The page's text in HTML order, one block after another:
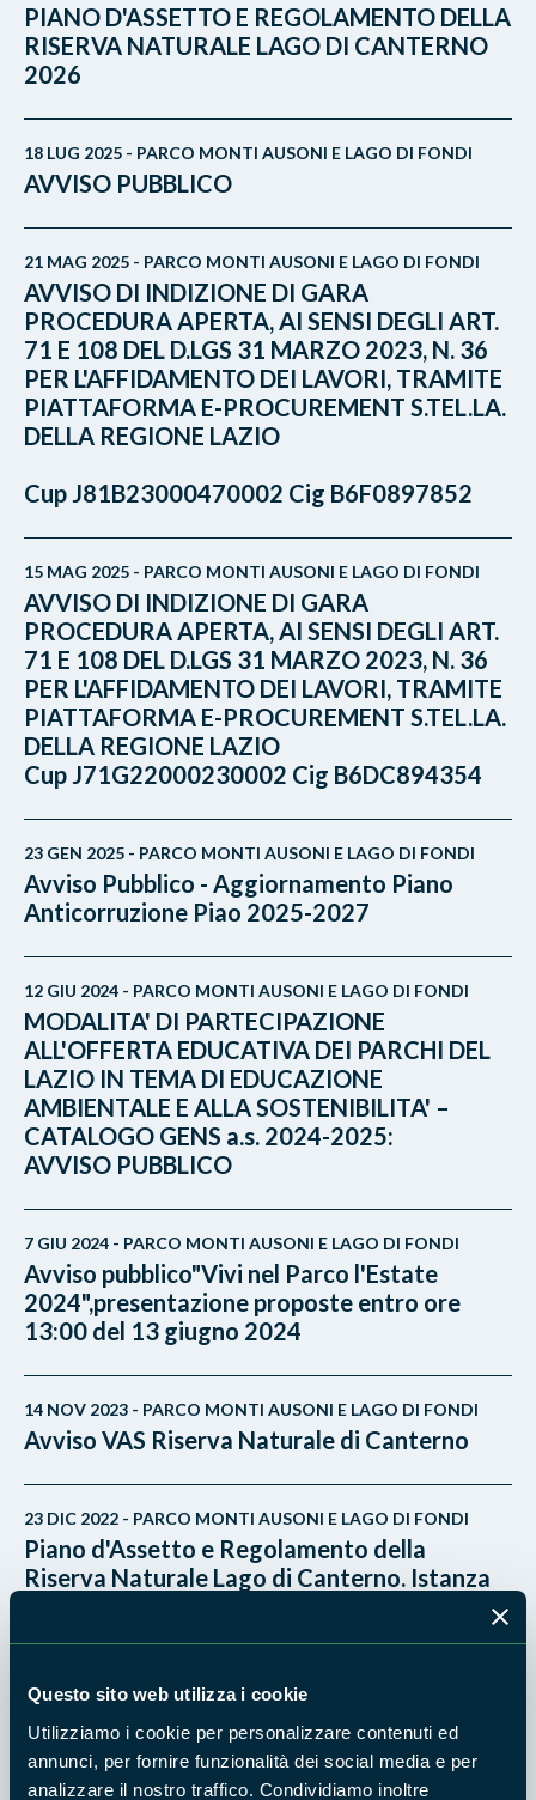
Questo sito web utilizza i cookie
Utilizziamo i cookie per personalizzare contenuti ed
annunci, per fornire funzionalità dei social media e per
analizzare il nostro traffico. Condividiamo inoltre
PIANO D'ASSETTO E REGOLAMENTO DELLA
RISERVA NATURALE LAGO DI CANTERNO
2026
18 LUG 2025 - PARCO MONTI AUSONI E LAGO DI FONDI
AVVISO PUBBLICO
21 MAG 2025 - PARCO MONTI AUSONI E LAGO DI FONDI
AVVISO DI INDIZIONE DI GARA
PROCEDURA APERTA, AI SENSI DEGLI ART.
71 E 108 DEL D.LGS 31 MARZO 2023, N. 36
PER L'AFFIDAMENTO DEI LAVORI, TRAMITE
PIATTAFORMA E-PROCUREMENT S.TEL.LA.
DELLA REGIONE LAZIO
Cup J81B23000470002 Cig B6F0897852
15 MAG 2025 - PARCO MONTI AUSONI E LAGO DI FONDI
AVVISO DI INDIZIONE DI GARA
PROCEDURA APERTA, AI SENSI DEGLI ART.
71 E 108 DEL D.LGS 31 MARZO 2023, N. 36
PER L'AFFIDAMENTO DEI LAVORI, TRAMITE
PIATTAFORMA E-PROCUREMENT S.TEL.LA.
DELLA REGIONE LAZIO
Cup J71G22000230002 Cig B6DC894354
23 GEN 2025 - PARCO MONTI AUSONI E LAGO DI FONDI
Avviso Pubblico - Aggiornamento Piano
Anticorruzione Piao 2025-2027
12 GIU 2024 - PARCO MONTI AUSONI E LAGO DI FONDI
MODALITA' DI PARTECIPAZIONE
ALL'OFFERTA EDUCATIVA DEI PARCHI DEL
LAZIO IN TEMA DI EDUCAZIONE
AMBIENTALE E ALLA SOSTENIBILITA' –
CATALOGO GENS a.s. 2024-2025:
AVVISO PUBBLICO
7 GIU 2024 - PARCO MONTI AUSONI E LAGO DI FONDI
Avviso pubblico"Vivi nel Parco l'Estate
2024",presentazione proposte entro ore
13:00 del 13 giugno 2024
14 NOV 2023 - PARCO MONTI AUSONI E LAGO DI FONDI
Avviso VAS Riserva Naturale di Canterno
23 DIC 2022 - PARCO MONTI AUSONI E LAGO DI FONDI
Piano d'Assetto e Regolamento della
Riserva Naturale Lago di Canterno. Istanza
20 OTT 2022 - PARCO MONTI AUSONI E LAGO DI FONDI
Avviso di procedura di gara aperta tramite